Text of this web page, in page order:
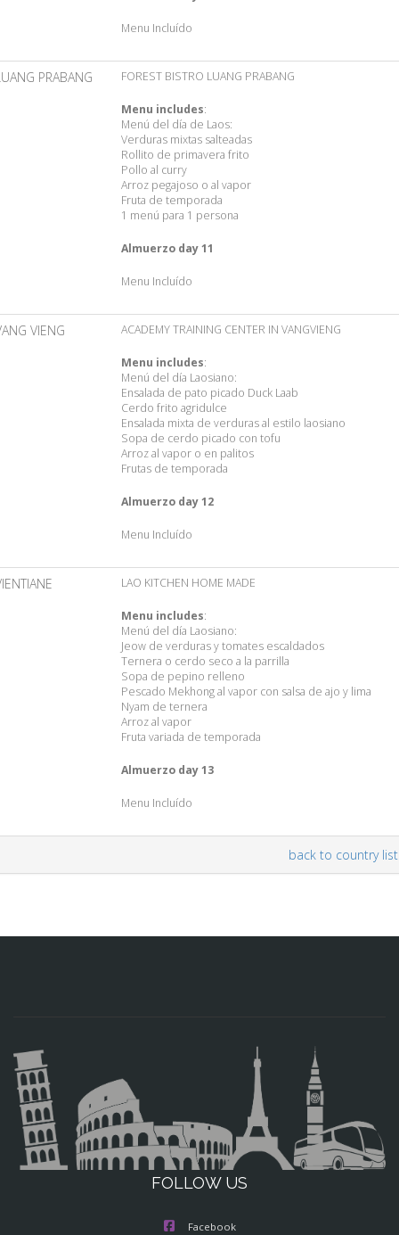
Menu Incluído
PRABANG FOREST BISTRO LUANG PRABANG
Menu includes:
Menú del día de Laos:
Verduras mixtas salteadas
Rollito de primavera frito
Pollo al curry
Arroz pegajoso o al vapor
Fruta de temporada
1 menú para 1 persona
Almuerzo day 11
Menu Incluído
VIENG ACADEMY TRAINING CENTER IN VANGVIENG
Menu includes:
Menú del día Laosiano:
Ensalada de pato picado Duck Laab
Cerdo frito agridulce
Ensalada mixta de verduras al estilo laosiano
Sopa de cerdo picado con tofu
Arroz al vapor o en palitos
Frutas de temporada
Almuerzo day 12
Menu Incluído
LAO KITCHEN HOME MADE
Menu includes:
Menú del día Laosiano:
Jeow de verduras y tomates escaldados
Ternera o cerdo seco a la parrilla
Sopa de pepino relleno
Pescado Mekhong al vapor con salsa de ajo y lima
Nyam de ternera
Arroz al vapor
Fruta variada de temporada
Almuerzo day 13
Menu Incluído
back to country list
FOLLOW US
Facebook